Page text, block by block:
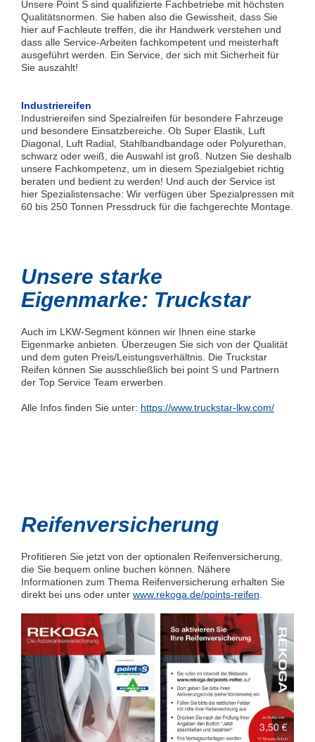
Unsere Point S sind qualifizierte Fachbetriebe mit höchsten
Qualitätsnormen. Sie haben also die Gewissheit, dass Sie
hier auf Fachleute treffen, die ihr Handwerk verstehen und
dass alle Service-Arbeiten fachkompetent und meisterhaft
ausgeführt werden. Ein Service, der sich mit Sicherheit für
Sie auszahlt!
Industriereifen
Industriereifen sind Spezialreifen für besondere Fahrzeuge
und besondere Einsatzbereiche. Ob Super Elastik, Luft
Diagonal, Luft Radial, Stahlbandbandage oder Polyurethan,
schwarz oder weiß, die Auswahl ist groß. Nutzen Sie deshalb
unsere Fachkompetenz, um in diesem Spezialgebiet richtig
beraten und bedient zu werden! Und auch der Service ist
hier Spezialistensache: Wir verfügen über Spezialpressen mit
60 bis 250 Tonnen Pressdruck für die fachgerechte Montage.
Unsere starke
Eigenmarke: Truckstar
Auch im LKW-Segment können wir Ihnen eine starke
Eigenmarke anbieten. Überzeugen Sie sich von der Qualität
und dem guten Preis/Leistungsverhältnis. Die Truckstar
Reifen können Sie ausschließlich bei point S und Partnern
der Top Service Team erwerben.
Alle Infos finden Sie unter: https://www.truckstar-lkw.com/
Reifenversicherung
Profitieren Sie jetzt von der optionalen Reifenversicherung,
die Sie bequem online buchen können. Nähere
Informationen zum Thema Reifenversicherung erhalten Sie
direkt bei uns oder unter www.rekoga.de/points-reifen.